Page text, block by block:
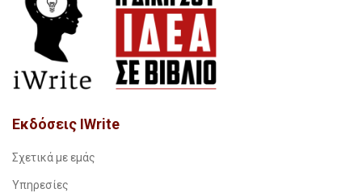
Εκδόσεις IWrite
Σχετικά με εμάς
Υπηρεσίες